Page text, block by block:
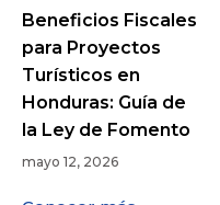
Beneficios Fiscales
para Proyectos
Turísticos en
Honduras: Guía de
la Ley de Fomento
mayo 12, 2026